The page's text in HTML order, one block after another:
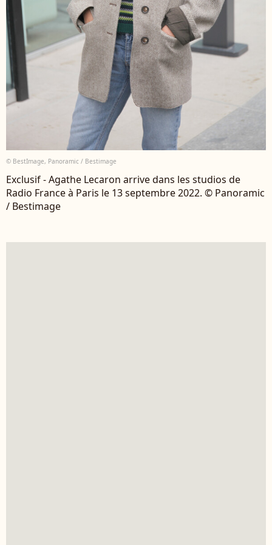
© BestImage, Panoramic / Bestimage
Exclusif - Agathe Lecaron arrive dans les studios de
Radio France à Paris le 13 septembre 2022. © Panoramic
/ Bestimage